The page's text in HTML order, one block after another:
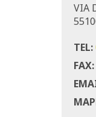
VIA
TEL:
FAX: